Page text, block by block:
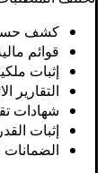
كشف
قوائم
إثبات
التقارير
شهادات
إثبات
الضمانات